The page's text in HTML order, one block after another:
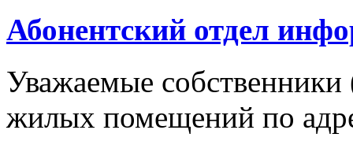
Абонентский отдел
Уважаемые собственники
жилых помещений по